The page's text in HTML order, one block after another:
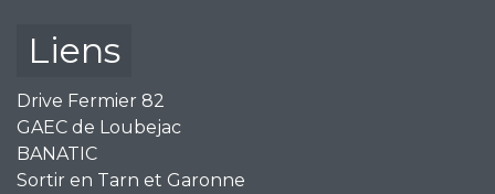
Liens
Drive Fermier 82
GAEC de Loubejac
BANATIC
Sortir en Tarn et Garonne